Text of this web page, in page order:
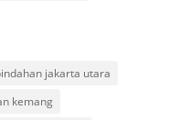
jakarta utara
kemang